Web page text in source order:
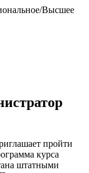
Высшее
пройти
курса
штатными